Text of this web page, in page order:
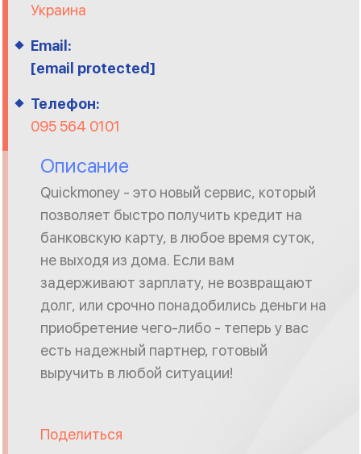
Украина
Email:
[email protected]
Телефон:
095 564 0101
Описание
Quickmoney - это новый сервис, который
позволяет быстро получить кредит на
банковскую карту, в любое время суток,
не выходя из дома. Если вам
задерживают зарплату, не возвращают
долг, или срочно понадобились деньги на
приобретение чего-либо - теперь у вас
есть надежный партнер, готовый
выручить в любой ситуации!
Поделиться